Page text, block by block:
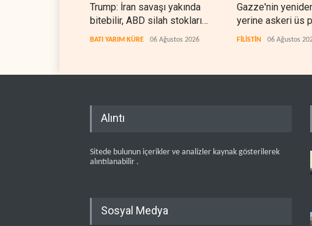
Trump: İran savaşı yakında
bitebilir, ABD silah stokları
zorlanıyor
BATI YARIM KÜRE 06 Ağustos 2026
Gazze'nin
yerine askeri üs
FİLİSTİN 06 Ağustos
Alıntı
Sitede bulunun içerikler ve analizler kaynak gösterilerek
alıntılanabilir .
Sosyal Medya